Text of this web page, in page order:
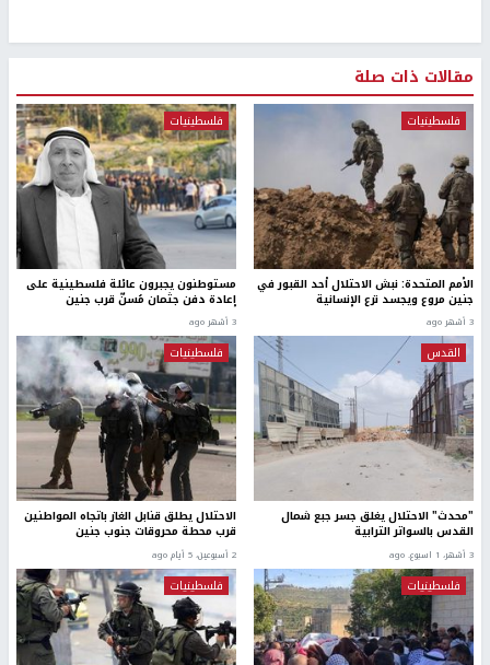
مقالات ذات صلة
فلسطينيات
الأمم المتحدة: نبش الاحتلال أحد القبور في
جنين مروع ويجسد نزع الإنسانية
3 أشهر ago
فلسطينيات
مستوطنون يجبرون عائلة فلسطينية على
إعادة دفن جثمان مُسنّ قرب جنين
3 أشهر ago
القدس
"محدث" الاحتلال يغلق جسر جبع شمال
القدس بالسواتر الترابية
3 أشهر، 1 اسبوع. ago
فلسطينيات
الاحتلال يطلق قنابل الغاز باتجاه المواطنين
قرب محطة محروقات جنوب جنين
2 أسبوعين، 5 أيام ago
فلسطينيات فلسطينيات